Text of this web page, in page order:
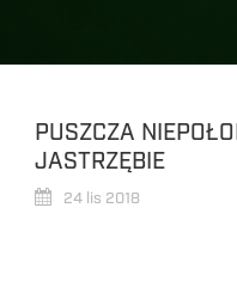
PUSZCZA
JASTRZĘBIE
24 lis 2018